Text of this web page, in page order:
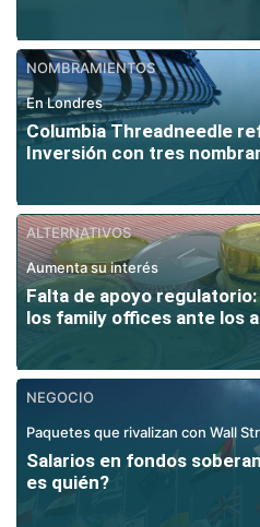
NOMBRAMIENTOS
En Londres
Columbia Threadneedle
Inversión con tres
ALTERNATIVOS
Aumenta su interés
Falta de apoyo
los family offices ante los
NEGOCIO
Paquetes que rivalizan con Wall
Salarios en fondos
es quién?